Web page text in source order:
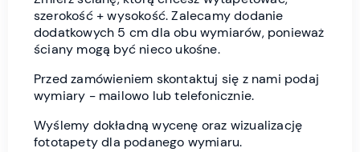
szerokość + wysokość. Zalecamy dodanie
dodatkowych 5 cm dla obu wymiarów, ponieważ
ściany mogą być nieco ukośne.
Przed zamówieniem skontaktuj się z nami podaj
wymiary - mailowo lub telefonicznie.
Wyślemy dokładną wycenę oraz wizualizację
fototapety dla podanego wymiaru.